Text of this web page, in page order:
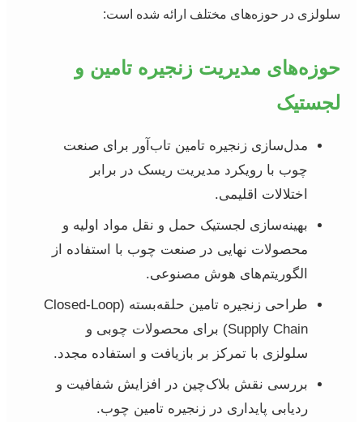
سلولزی در حوزه‌های مختلف ارائه شده است:
حوزه‌های مدیریت زنجیره تامین و
لجستیک
مدل‌سازی زنجیره تامین تاب‌آور برای صنعت
چوب با رویکرد مدیریت ریسک در برابر
اختلالات اقلیمی.
بهینه‌سازی لجستیک حمل و نقل مواد اولیه و
محصولات نهایی در صنعت چوب با استفاده از
الگوریتم‌های هوش مصنوعی.
طراحی زنجیره تامین حلقه‌بسته (Closed-Loop
Supply Chain) برای محصولات چوبی و
سلولزی با تمرکز بر بازیافت و استفاده مجدد.
بررسی نقش بلاک‌چین در افزایش شفافیت و
ردیابی پایداری در زنجیره تامین چوب.